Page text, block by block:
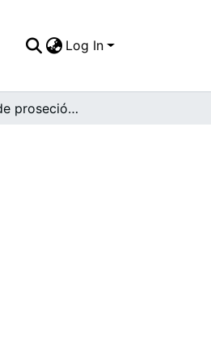
Log In
Celebración de proseción de la Virgen de Nuestra señora de Chiquinquirá por las calles de El Cerrito